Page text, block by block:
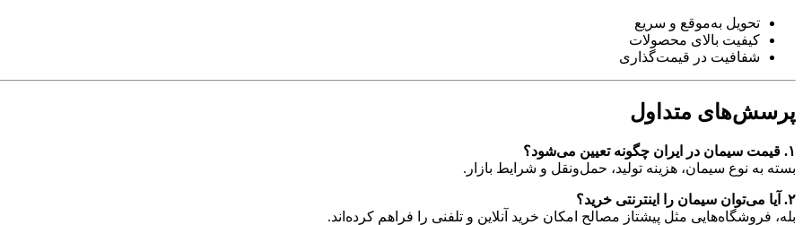
تحویل به‌موقع و سریع
کیفیت بالای محصولات
شفافیت در قیمت‌گذاری
پرسش‌های متداول
۱. قیمت سیمان در ایران چگونه تعیین می‌شود؟
بسته به نوع سیمان، هزینه تولید، حمل‌ونقل و شرایط بازار.
۲. آیا می‌توان سیمان را اینترنتی خرید؟
بله، فروشگاه‌هایی مثل پیشتاز مصالح امکان خرید آنلاین و تلفنی را فراهم کرده‌اند.